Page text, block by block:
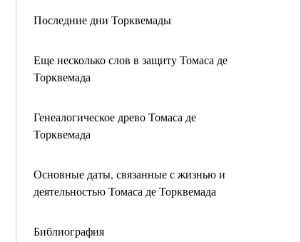
Последние дни Торквемады
Еще несколько слов в защиту Томаса де
Торквемада
Генеалогическое древо Томаса де
Торквемада
Основные даты, связанные с жизнью и
деятельностью Томаса де Торквемада
Библиография